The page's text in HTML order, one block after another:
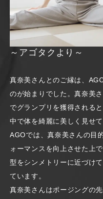
～アゴタクより～
真奈美さんとのご縁は、
のが始まりでした。真奈美
でグランプリを獲得される
中で体を綺麗に美しく見せ
AGOでは、真奈美さんの目
ォーマンスを向上させた上
型をシンメトリーに近づけ
ています。
真奈美さんはポージングの